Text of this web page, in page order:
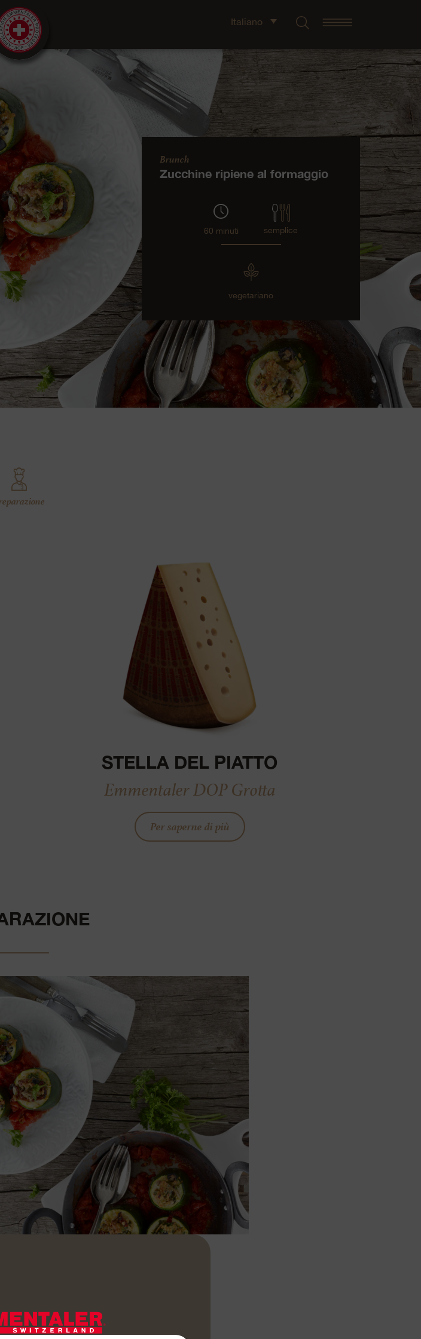
Italiano
Brunch
Zucchine ripiene al formaggio
60 minuti semplice
vegetariano
STELLA DEL PIATTO
Emmentaler DOP Grotta
Per saperne di più
secchi e le olive e metterli in una ciotola.